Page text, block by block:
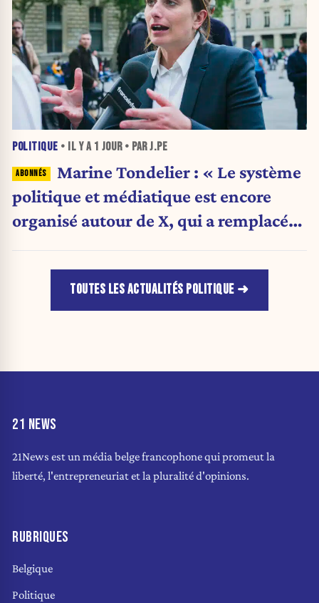
POLITIQUE • IL Y A 1 JOUR• PAR J.PE
Marine Tondelier : « Le système
politique et médiatique est encore
organisé autour de X, qui a remplacé
TOUTES LES ACTUALITÉS POLITIQUE
21 NEWS
21News est un média belge francophone qui promeut la
liberté, l'entrepreneuriat et la pluralité d'opinions.
RUBRIQUES
Belgique
Politique